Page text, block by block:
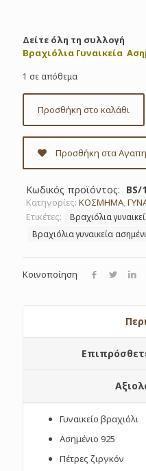
Δείτε όλη τη συλλογή
Βραχιόλια Γυναικεία
1 σε απόθεμα
Προσθήκη στο καλάθι
Προσθήκη στα
Κωδικός προϊόντος: BS/
Κατηγορίες: ΚΟΣΜΗΜΑ,
Ετικέτες:
Βραχιόλια
Βραχιόλια γυναικεία
Κοινοποίηση
Γυναικείο βραχιόλι
Ασημένιο 925
Πέτρες ζιργκόν